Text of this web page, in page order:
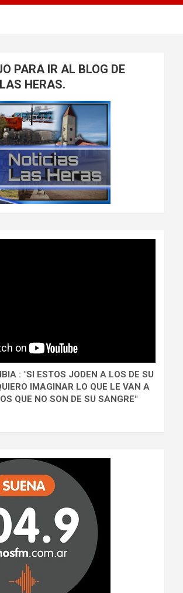
PARA IR AL BLOG DE
HERAS.
: "SI ESTOS JODEN A LOS DE SU
IMAGINAR LO QUE LE VAN A
QUE NO SON DE SU SANGRE"